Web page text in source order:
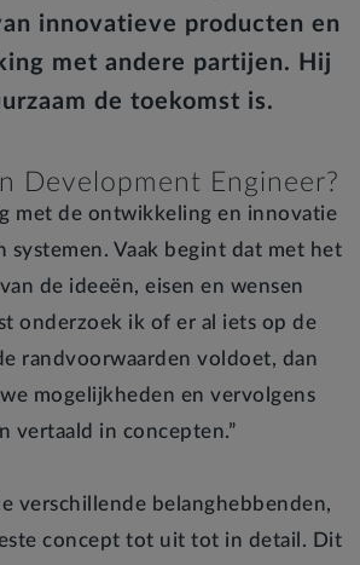
innovatieve producten en
met andere partijen. Hij
de toekomst is.
Development Engineer?
met de ontwikkeling en innovatie
systemen. Vaak begint dat met het
de ideeën, eisen en wensen
onderzoek ik of er al iets op de
randvoorwaarden voldoet, dan
mogelijkheden en vervolgens
vertaald in concepten.”
verschillende belanghebbenden,
concept tot uit tot in detail. Dit